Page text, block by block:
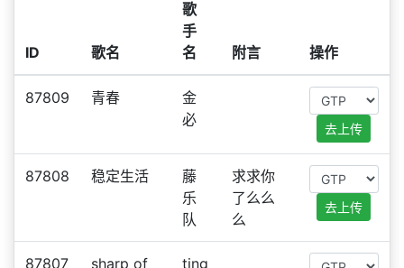
ID 歌名
歌
手
名
附言 操作
87809 青春
金
必
去上传
87808 稳定生活
藤
乐
队
求求你
了么么
么
去上传
87807
sharp of
ting